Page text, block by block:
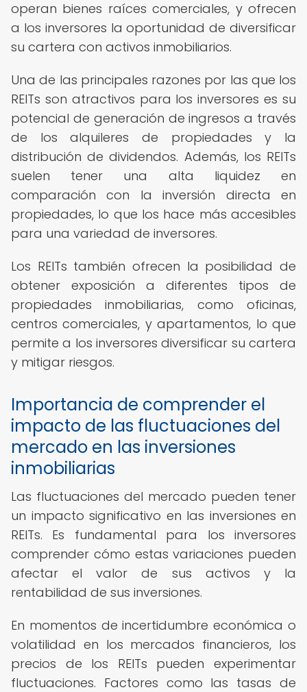
operan bienes raíces comerciales, y ofrecen
a los inversores la oportunidad de diversificar
su cartera con activos inmobiliarios.
Una de las principales razones por las que los
REITs son atractivos para los inversores es su
potencial de generación de ingresos a través
de los alquileres de propiedades y la
distribución de dividendos. Además, los REITs
suelen tener una alta liquidez en
comparación con la inversión directa en
propiedades, lo que los hace más accesibles
para una variedad de inversores.
Los REITs también ofrecen la posibilidad de
obtener exposición a diferentes tipos de
propiedades inmobiliarias, como oficinas,
centros comerciales, y apartamentos, lo que
permite a los inversores diversificar su cartera
y mitigar riesgos.
Importancia de comprender el
impacto de las fluctuaciones del
mercado en las inversiones
inmobiliarias
Las fluctuaciones del mercado pueden tener
un impacto significativo en las inversiones en
REITs. Es fundamental para los inversores
comprender cómo estas variaciones pueden
afectar el valor de sus activos y la
rentabilidad de sus inversiones.
En momentos de incertidumbre económica o
volatilidad en los mercados financieros, los
precios de los REITs pueden experimentar
fluctuaciones. Factores como las tasas de